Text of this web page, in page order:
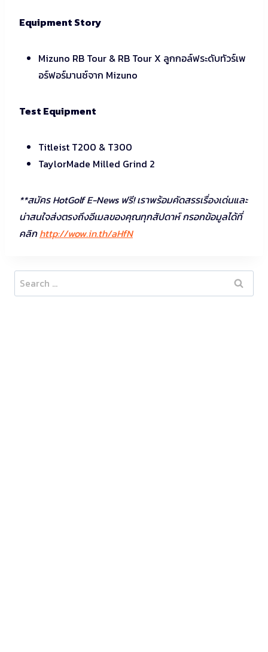
Equipment Story
Mizuno RB Tour & RB Tour X ลูกกอล์ฟระดับทัวร์เพ
อร์ฟอร์มานซ์จาก Mizuno
Test Equipment
Titleist T200 & T300
TaylorMade Milled Grind 2
**สมัคร HotGolf E-News ฟรี! เราพร้อมคัดสรรเรื่องเด่นและ
น่าสนใจส่งตรงถึงอีเมลของคุณทุกสัปดาห์ กรอกข้อมูลได้ที่
คลิกhttp://wow.in.th/aHfN
Search
for: